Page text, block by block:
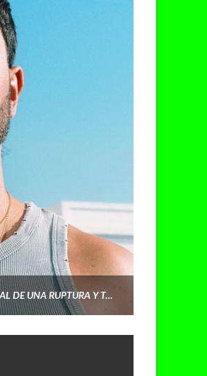
CURRO: «EL DISCO ES LITERALMENTE EL VIAJE EMOCIONAL DE UNA RUPTURA Y TODAS SUS FASES»